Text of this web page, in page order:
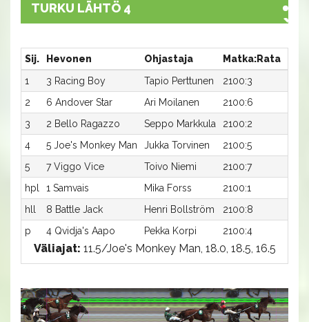
TURKU LÄHTÖ 4
Sij. Hevonen Ohjastaja Matka:Rata
1
3 Racing Boy Tapio Perttunen 2100:3
2
6 Andover Star Ari Moilanen 2100:6
3
2 Bello Ragazzo Seppo Markkula 2100:2
4
5 Joe's Monkey Man Jukka Torvinen 2100:5
5
7 Viggo Vice Toivo Niemi 2100:7
hpl
1 Samvais Mika Forss 2100:1
hll
8 Battle Jack Henri Bollström 2100:8
p
4 Qvidja's Aapo Pekka Korpi 2100:4
Väliajat: 11.5/Joe's Monkey Man, 18.0, 18.5, 16.5